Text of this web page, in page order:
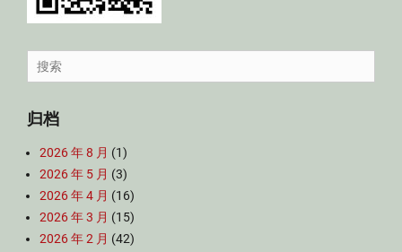
Search
for:
归档
2026 年 8 月 (1)
2026 年 5 月 (3)
2026 年 4 月 (16)
2026 年 3 月 (15)
2026 年 2 月 (42)